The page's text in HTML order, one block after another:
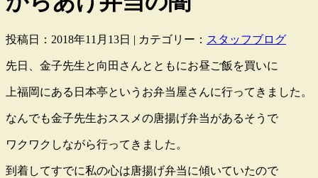
投稿日：2018年11月13日 | カテゴリー： スタッフブログ
先日、金子先生と向田さんとともにお昼ご飯を買いに
上福岡にある日本亭というお弁当屋さんに行ってきました。
なんでも金子先生おススメの唐揚げ弁当があるそうで
ワクワクしながら行ってきました。
到着してすでに私の心は唐揚げ弁当に傾いていたので